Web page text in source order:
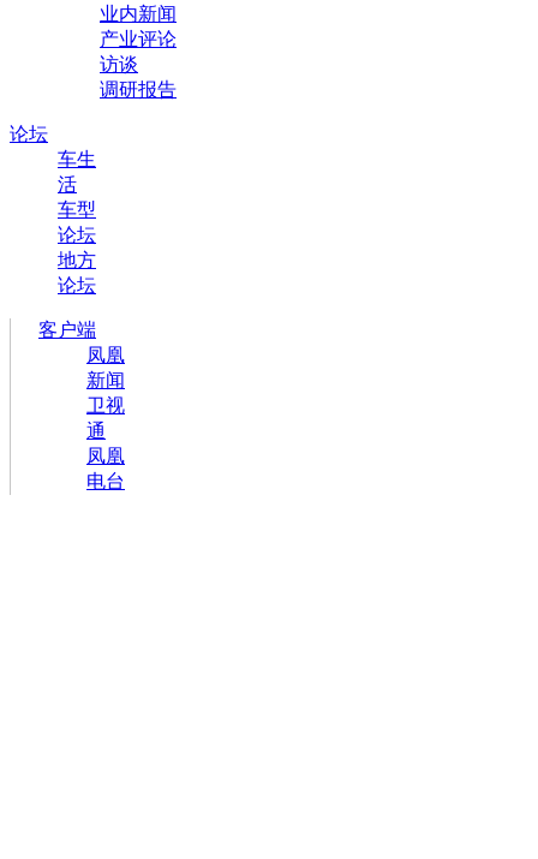
业内新闻
产业评论
访谈
调研报告
论坛
车生
活
车型
论坛
地方
论坛
客户端
凤凰
新闻
卫视
通
凤凰
电台